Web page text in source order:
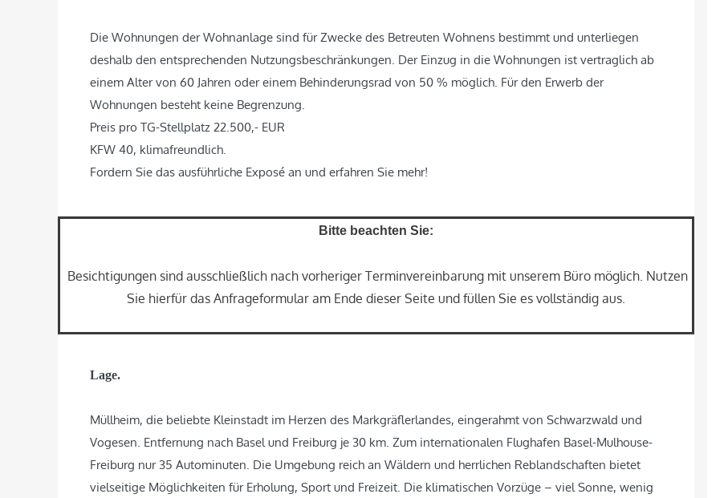
Die Wohnungen der Wohnanlage sind für Zwecke des Betreuten Wohnens bestimmt und unterliegen
deshalb den entsprechenden Nutzungsbeschränkungen. Der Einzug in die Wohnungen ist vertraglich ab
einem Alter von 60 Jahren oder einem Behinderungsrad von 50 % möglich. Für den Erwerb der
Wohnungen besteht keine Begrenzung.
Preis pro TG-Stellplatz 22.500,- EUR
KFW 40, klimafreundlich.
Fordern Sie das ausführliche Exposé an und erfahren Sie mehr!
Bitte beachten Sie:
Besichtigungen sind ausschließlich nach vorheriger Terminvereinbarung mit unserem Büro möglich. Nutzen
Sie hierfür das Anfrageformular am Ende dieser Seite und füllen Sie es vollständig aus.
Lage.
Müllheim, die beliebte Kleinstadt im Herzen des Markgräflerlandes, eingerahmt von Schwarzwald und
Vogesen. Entfernung nach Basel und Freiburg je 30 km. Zum internationalen Flughafen Basel-Mulhouse-
Freiburg nur 35 Autominuten. Die Umgebung reich an Wäldern und herrlichen Reblandschaften bietet
vielseitige Möglichkeiten für Erholung, Sport und Freizeit. Die klimatischen Vorzüge – viel Sonne, wenig